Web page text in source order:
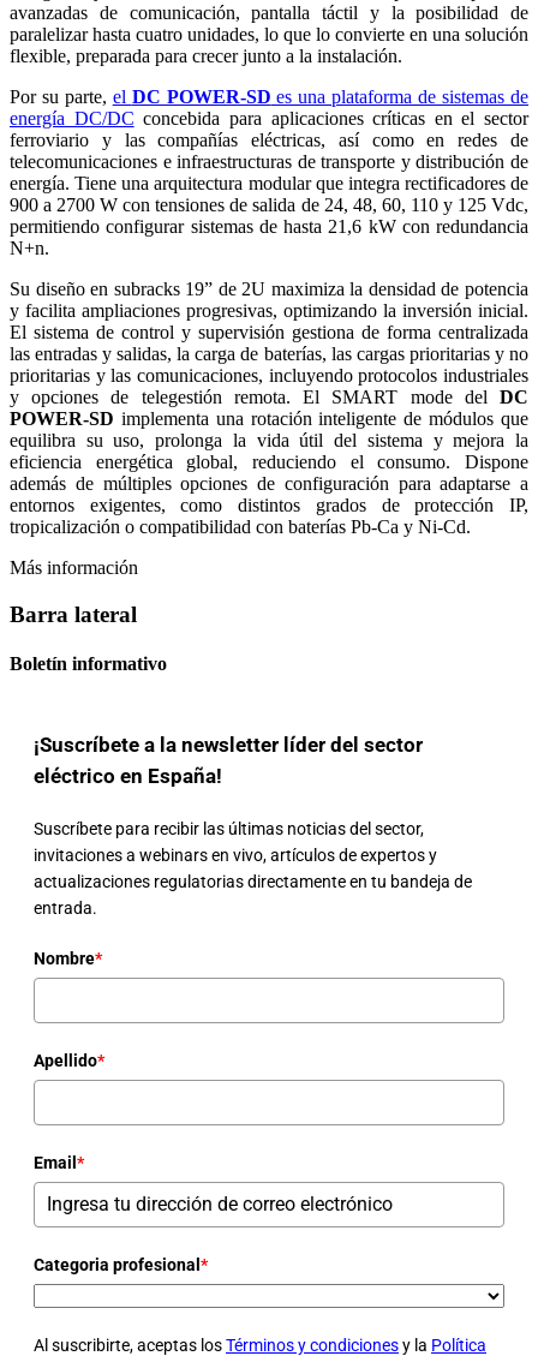
avanzadas de comunicación, pantalla táctil y la posibilidad de
paralelizar hasta cuatro unidades, lo que lo convierte en una solución
flexible, preparada para crecer junto a la instalación.
Por su parte, el DC POWER-SD es una plataforma de sistemas de
energía DC/DC concebida para aplicaciones críticas en el sector
ferroviario y las compañías eléctricas, así como en redes de
telecomunicaciones e infraestructuras de transporte y distribución de
energía. Tiene una arquitectura modular que integra rectificadores de
900 a 2700 W con tensiones de salida de 24, 48, 60, 110 y 125 Vdc,
permitiendo configurar sistemas de hasta 21,6 kW con redundancia
N+n.
Su diseño en subracks 19” de 2U maximiza la densidad de potencia
y facilita ampliaciones progresivas, optimizando la inversión inicial.
El sistema de control y supervisión gestiona de forma centralizada
las entradas y salidas, la carga de baterías, las cargas prioritarias y no
prioritarias y las comunicaciones, incluyendo protocolos industriales
y opciones de telegestión remota. El SMART mode del DC
POWER-SD implementa una rotación inteligente de módulos que
equilibra su uso, prolonga la vida útil del sistema y mejora la
eficiencia energética global, reduciendo el consumo. Dispone
además de múltiples opciones de configuración para adaptarse a
entornos exigentes, como distintos grados de protección IP,
tropicalización o compatibilidad con baterías Pb-Ca y Ni-Cd.
Más información
Barra lateral
Boletín informativo
¡Suscríbete a la newsletter líder del sector
eléctrico en España!
Suscríbete para recibir las últimas noticias del sector,
invitaciones a webinars en vivo, artículos de expertos y
actualizaciones regulatorias directamente en tu bandeja de
entrada.
Nombre*
Apellido*
Email *
Categoria profesional *
Al suscribirte, aceptas losTérminos y condicionesy la Política